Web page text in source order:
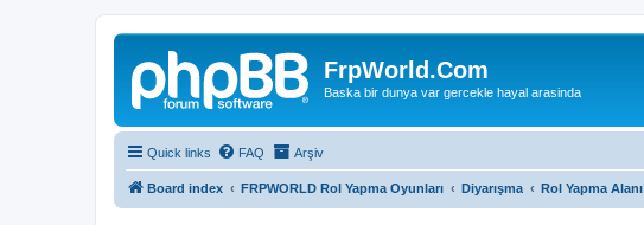
FrpWorld.Com
Baska bir dunya var gercekle hayal arasinda
Quick links FAQ Arşiv
Board index FRPWORLD Rol Yapma Oyunları Diyarışma Rol Yapma Alanı